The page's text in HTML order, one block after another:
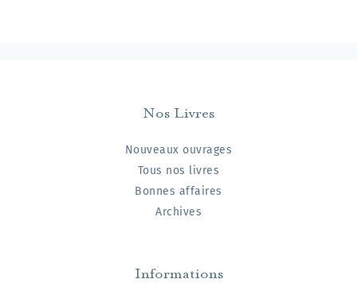
Nos Livres
Nouveaux ouvrages
Tous nos livres
Bonnes affaires
Archives
Informations